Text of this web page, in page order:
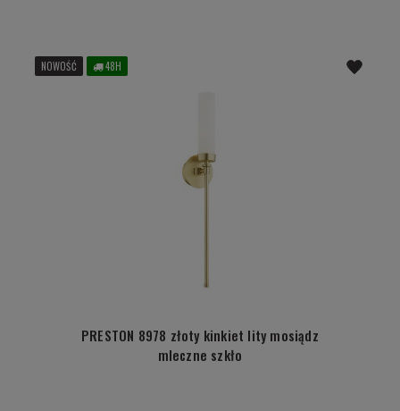
PRESTON 8978 złoty kinkiet lity mosiądz
mleczne szkło
NOWOŚĆ 48H